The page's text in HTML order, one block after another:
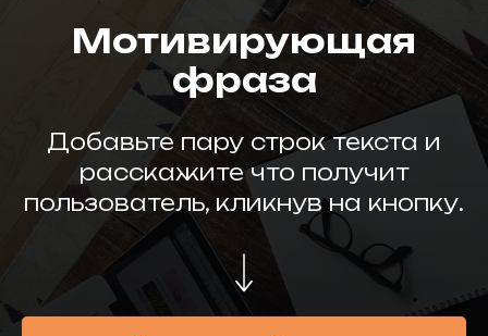
Мотивирующая
фраза
Добавьте пару строк текста и
расскажите что получит
пользователь, кликнув на кнопку.